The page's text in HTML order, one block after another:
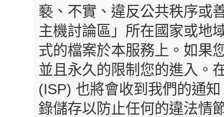
褻、不實、違反公共秩序或
主機討論區」所在國家或地
式的檔案於本服務上。如果
並且永久的限制您的進入。
(ISP) 也將會收到我們的通
錄儲存以防止任何的違法情